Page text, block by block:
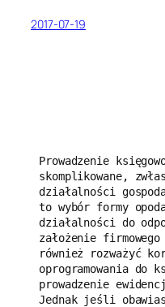
2017-07-19
Prowadzenie
skomplikowane,
działalności
to wybór formy
działalności do
założenie
również rozważyć
oprogramowania do
prowadzenie
Jednak jeśli